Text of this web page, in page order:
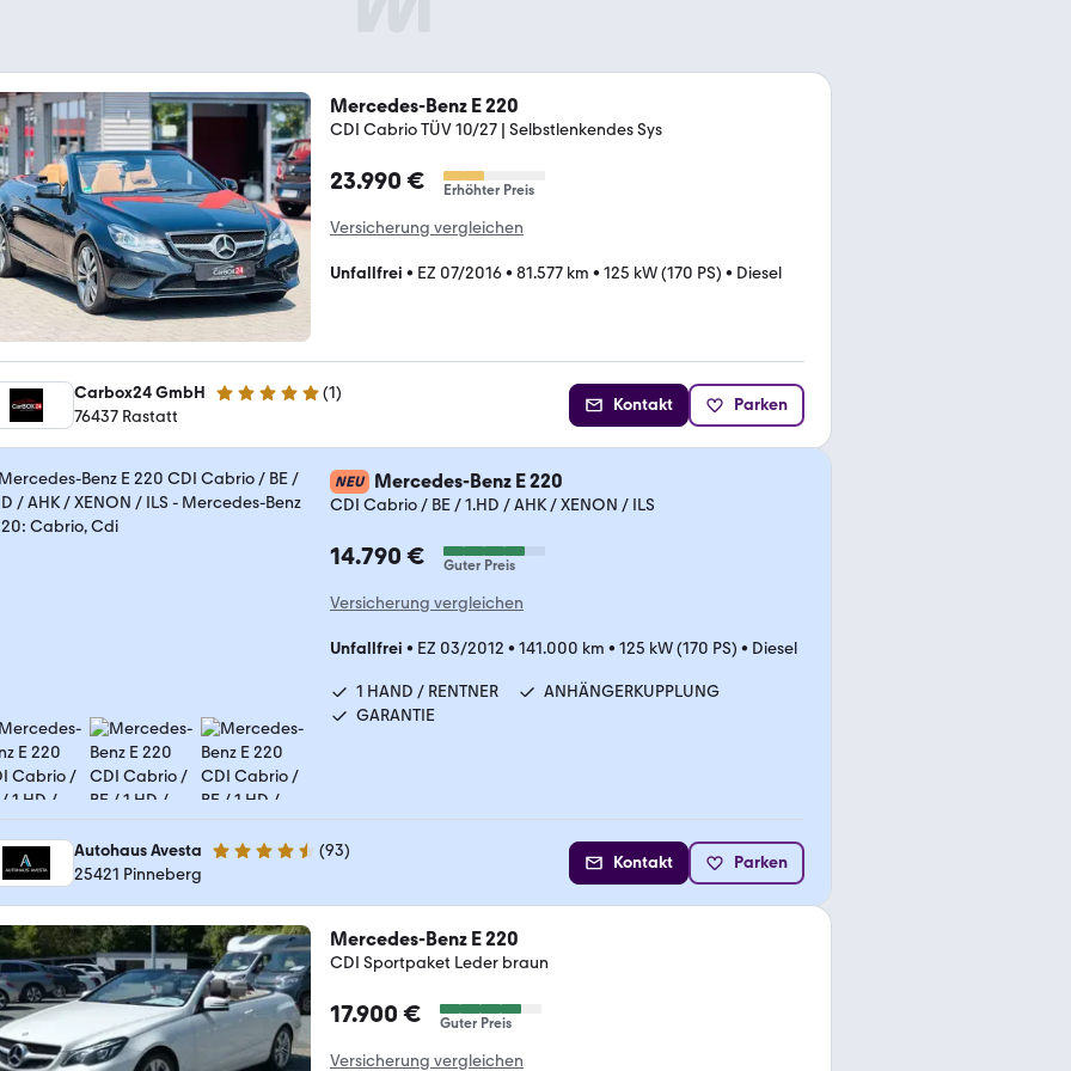
Mercedes-Benz E 220
CDI Cabrio TÜV 10/27 | Selbstlenkendes Sys
23.990 € Erhöhter Preis
Versicherung vergleichen
Unfallfrei • EZ 07/2016• 81.577 km • 125 kW (170 PS) • Diesel
Carbox24 GmbH 5 Sterne (1)
76437 Rastatt
Kontakt Parken
NEU Mercedes-Benz E 220
CDI Cabrio / BE / 1.HD / AHK / XENON / ILS
14.790 € Guter Preis
Versicherung vergleichen
Unfallfrei • EZ 03/2012 • 141.000 km • 125 kW (170 PS) • Diesel
1 HAND / RENTNER
ANHÄNGERKUPPLUNG
GARANTIE
Autohaus Avesta 4.6 Sterne (93)
25421 Pinneberg
Kontakt Parken
Mercedes-Benz E 220
CDI Sportpaket Leder braun
17.900 € Guter Preis
Versicherung vergleichen